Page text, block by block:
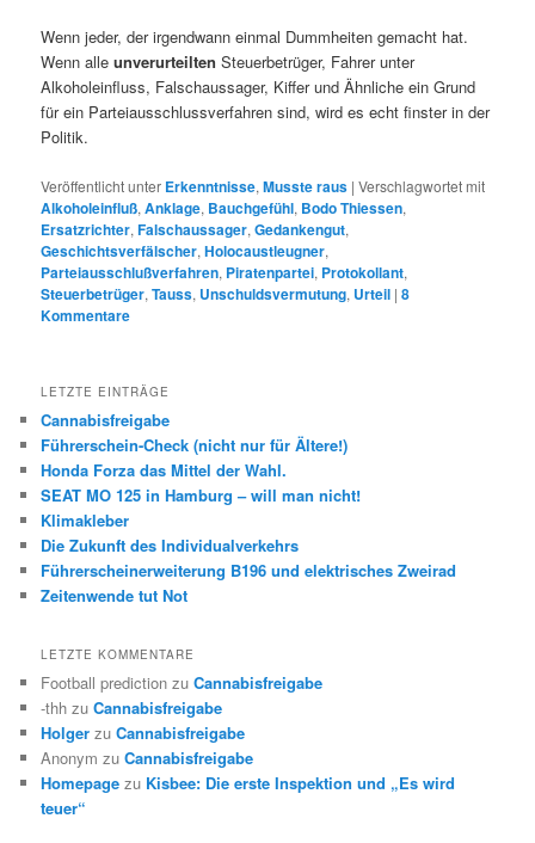
Wenn jeder, der irgendwann einmal Dummheiten gemacht hat.
Wenn alleunverurteilten Steuerbetrüger, Fahrer unter
Alkoholeinfluss, Falschaussager, Kiffer und Ähnliche ein Grund
für ein Parteiausschlussverfahren sind, wird es echt finster in der
Politik.
Veröffentlicht unter Erkenntnisse,Musste raus |Verschlagwortet mit
Alkoholeinfluß,Anklage, Bauchgefühl, Bodo Thiessen,
Ersatzrichter,Falschaussager,Gedankengut,
Geschichtsverfälscher,Holocaustleugner,
Parteiausschlußverfahren, Piratenpartei, Protokollant,
Steuerbetrüger,Tauss, Unschuldsvermutung, Urteil |8
Kommentare
LETZTE EINTRÄGE
Cannabisfreigabe
Führerschein-Check (nicht nur für Ältere!)
Honda Forza das Mittel der Wahl.
SEAT MO 125 in Hamburg – will man nicht!
Klimakleber
Die Zukunft des Individualverkehrs
Führerscheinerweiterung B196 und elektrisches Zweirad
Zeitenwende tut Not
LETZTE KOMMENTARE
Football prediction zuCannabisfreigabe
-thh zuCannabisfreigabe
Holger zuCannabisfreigabe
Anonym zuCannabisfreigabe
Homepage zu Kisbee: Die erste Inspektion und „Es wird
teuer“